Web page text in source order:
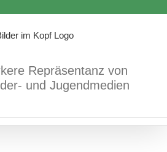
Repräsentanz von
und Jugendmedien